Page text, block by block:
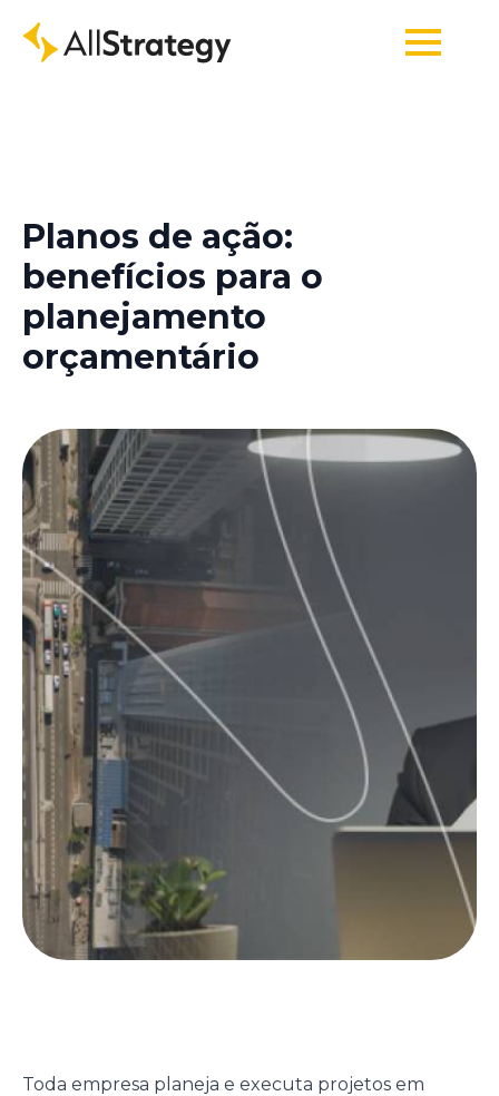
Planos de ação:
benefícios para o
planejamento
orçamentário
Toda empresa planeja e executa projetos em